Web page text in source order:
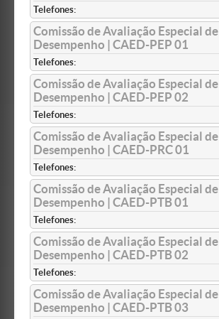
Telefones:
Comissão de Avaliação Especial de
Desempenho | CAED-PEP 01
Telefones:
Comissão de Avaliação Especial de
Desempenho | CAED-PEP 02
Telefones:
Comissão de Avaliação Especial de
Desempenho | CAED-PRC 01
Telefones:
Comissão de Avaliação Especial de
Desempenho | CAED-PTB 01
Telefones:
Comissão de Avaliação Especial de
Desempenho | CAED-PTB 02
Telefones:
Comissão de Avaliação Especial de
Desempenho | CAED-PTB 03